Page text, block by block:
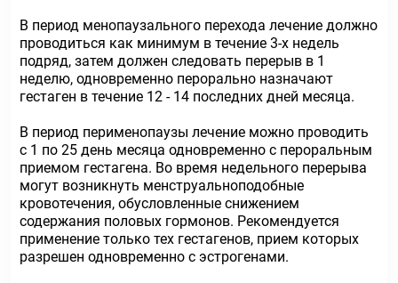
В период менопаузального перехода лечение должно
проводиться как минимум в течение 3-х недель
подряд, затем должен следовать перерыв в 1
неделю, одновременно перорально назначают
гестаген в течение 12 - 14 последних дней месяца.
В период перименопаузы лечение можно проводить
с 1 по 25 день месяца одновременно с пероральным
приемом гестагена. Во время недельного перерыва
могут возникнуть менструальноподобные
кровотечения, обусловленные снижением
содержания половых гормонов. Рекомендуется
применение только тех гестагенов, прием которых
разрешен одновременно с эстрогенами.